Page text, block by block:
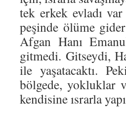
tek erkek evladı
peşinde ölüme
Afgan Hanı
gitmedi. Gitseydi,
ile yaşatacaktı.
bölgede, yokluklar
kendisine ısrarla